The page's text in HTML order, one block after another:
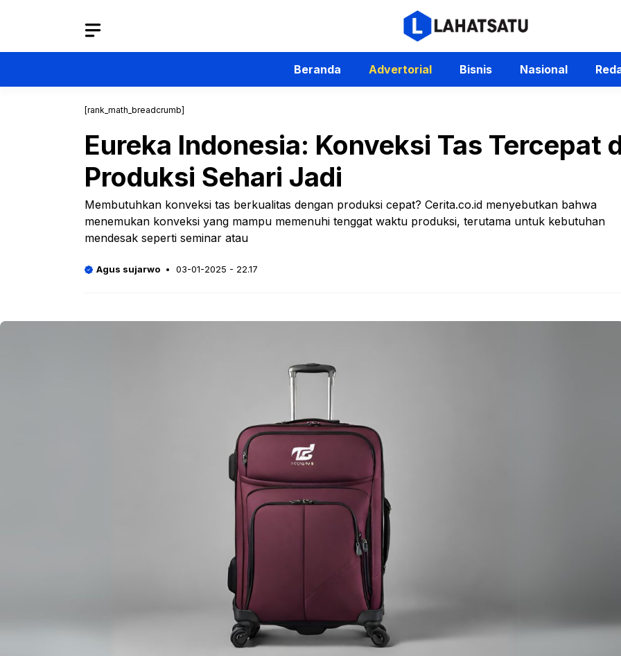
Beranda
Advertorial Bisnis Nasional
[rank_math_breadcrumb]
Eureka Indonesia: Konveksi Tas Tercepat
Produksi Sehari Jadi
Membutuhkan konveksi tas berkualitas dengan produksi cepat? Cerita.co.id menyebutkan bahwa
menemukan konveksi yang mampu memenuhi tenggat waktu produksi, terutama untuk kebutuhan
mendesak seperti seminar atau
Agus sujarwo 03-01-2025 - 22.17